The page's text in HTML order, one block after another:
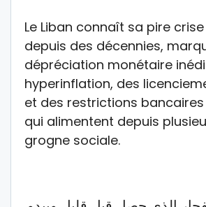
Le Liban connaît sa pire
depuis des décennies,
dépréciation monétaire
hyperinflation, des
et des restrictions
qui alimentent depuis
grogne sociale.